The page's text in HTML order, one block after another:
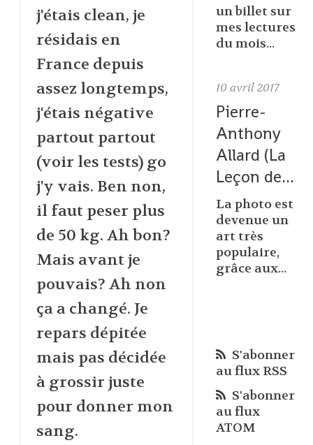
j'étais clean, je
résidais en
France depuis
assez longtemps,
j'étais négative
partout partout
(voir les tests) go
j'y vais. Ben non,
il faut peser plus
de 50 kg. Ah bon?
Mais avant je
pouvais? Ah non
ça a changé. Je
repars dépitée
mais pas décidée
à grossir juste
pour donner mon
sang.
un billet sur
mes lectures
du mois...
10 avril 2017
Pierre-
Anthony
Allard (La
Leçon de...
La photo est
devenue un
art très
populaire,
grâce aux...
S'abonner
au flux RSS
S'abonner
au flux
ATOM